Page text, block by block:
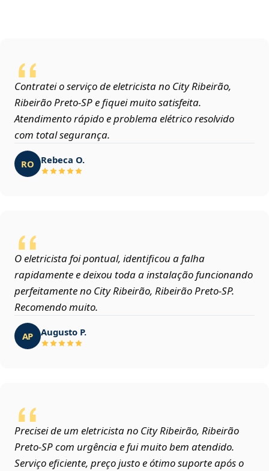
Contratei o serviço de eletricista no City Ribeirão,
Ribeirão Preto‑SP e fiquei muito satisfeita.
Atendimento rápido e problema elétrico resolvido
com total segurança.
RO Rebeca O.
O eletricista foi pontual, identificou a falha
rapidamente e deixou toda a instalação funcionando
perfeitamente no City Ribeirão, Ribeirão Preto‑SP.
Recomendo muito.
AP Augusto P.
Precisei de um eletricista no City Ribeirão, Ribeirão
Preto‑SP com urgência e fui muito bem atendido.
Serviço eficiente, preço justo e ótimo suporte após o